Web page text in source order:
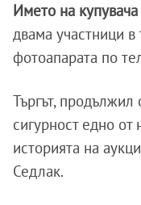
Името на
двама участници в
фотоапарата по
Търгът,
сигурност едно
историята на
Седлак.